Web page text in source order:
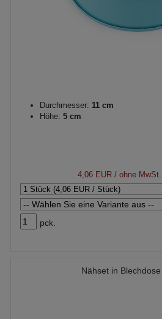
Durchmesser: 11 cm
Höhe: 5 cm
4,06 EUR / ohne
pck.
Nähset in